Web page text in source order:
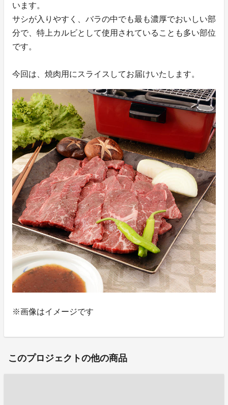
います。
サシが入りやすく、バラの中でも最も濃厚でおいしい部
分で、特上カルビとして使用されていることも多い部位
です。
今回は、焼肉用にスライスしてお届けいたします。
※画像はイメージです
このプロジェクトの他の商品